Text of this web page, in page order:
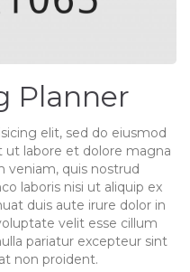
Planner
elit, sed do eiusmod
labore et dolore magna
veniam, quis nostrud
laboris nisi ut aliquip ex
duis aute irure dolor in
velit esse cillum
pariatur excepteur sint
non proident.